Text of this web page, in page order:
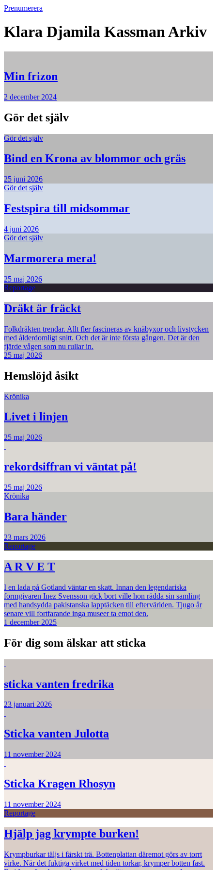
Prenumerera
Klara Djamila KassmanArkiv
Min frizon
2 december 2024
Gör det själv
Gör det själv
Bind en Krona av blommor och gräs
25 juni 2026
Gör det själv
Festspira till midsommar
4 juni 2026
Gör det själv
Marmorera mera!
25 maj 2026
Reportage
Dräkt är fräckt
Folkdräkten trendar. Allt fler fascineras av knäbyxor och livstycken
med ålderdomligt snitt. Och det är inte första gången. Det är den
fjärde vågen som nu rullar in.
25 maj 2026
Hemslöjd åsikt
Krönika
Livet i linjen
25 maj 2026
rekordsiffran vi väntat på!
25 maj 2026
Krönika
Bara händer
23 mars 2026
Reportage
A R V E T
I en lada på Gotland väntar en skatt. Innan den legendariska
formgivaren Inez Svensson gick bort ville hon rädda sin samling
med handsydda pakistanska lapptäcken till eftervärlden. Tjugo år
senare vill fortfarande inga museer ta emot den.
1 december 2025
För dig som älskar att sticka
sticka vanten fredrika
23 januari 2026
Sticka vanten Julotta
11 november 2024
Sticka Kragen Rhosyn
11 november 2024
Reportage
Hjälp jag krympte burken!
Krympburkar täljs i färskt trä. Bottenplattan däremot görs av torrt
virke. När det fuktiga virket med tiden torkar, krymper botten fast.